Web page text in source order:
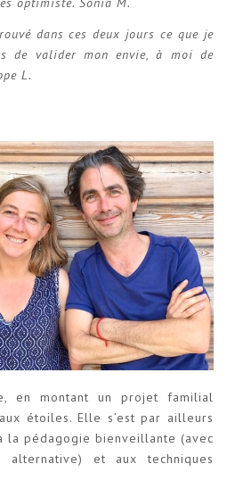
dans ces deux jours ce que je
de valider mon envie, à moi de
L.
en montant un projet familial
étoiles. Elle s’est par ailleurs
la pédagogie bienveillante (avec
alternative) et aux techniques